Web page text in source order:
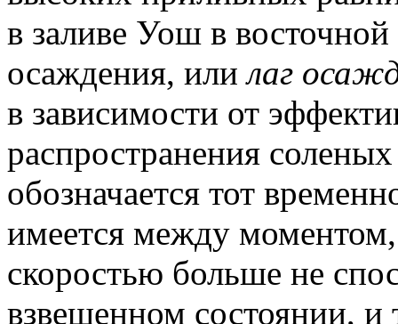
в заливе Уош в
осаждения, илилаг
в зависимости от
распространения
обозначается тот
имеется между
скоростью больше не
взвешенном состоянии, и